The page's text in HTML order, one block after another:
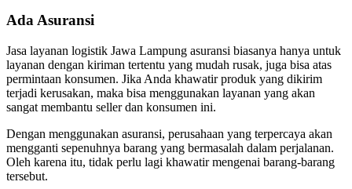
Ada Asuransi
Jasa layanan logistik Jawa Lampung asuransi biasanya hanya untuk
layanan dengan kiriman tertentu yang mudah rusak, juga bisa atas
permintaan konsumen. Jika Anda khawatir produk yang dikirim
terjadi kerusakan, maka bisa menggunakan layanan yang akan
sangat membantu seller dan konsumen ini.
Dengan menggunakan asuransi, perusahaan yang terpercaya akan
mengganti sepenuhnya barang yang bermasalah dalam perjalanan.
Oleh karena itu, tidak perlu lagi khawatir mengenai barang-barang
tersebut.